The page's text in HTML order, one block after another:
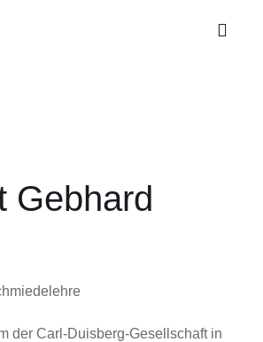
Toggle
Gebhard
der Carl-Duisberg-Gesellschaft in